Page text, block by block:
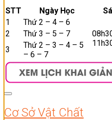
STT Ngày Học
1
Thứ 2 – 4 – 6
2
Thứ 3 – 5 – 7
3
Thứ 2 – 3 – 4 – 5
– 6 – 7
Cơ Sở Vật Chất